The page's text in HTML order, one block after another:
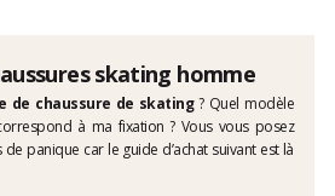
skating homme
de chaussure de skating? Quel modèle
à ma fixation ? Vous vous posez
panique car le guide d’achat suivant est là